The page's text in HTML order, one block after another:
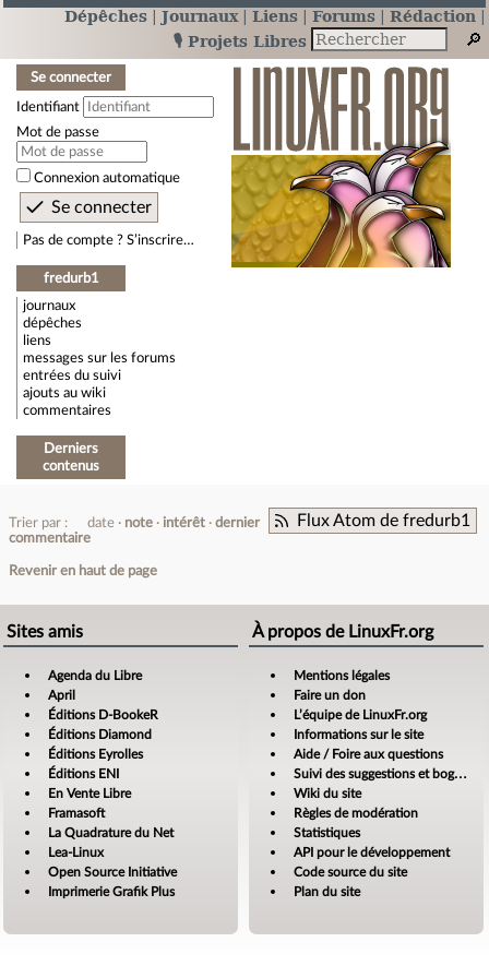
Dépêches Journaux Liens Forums
Rédaction
🎙️ Projets Libres
Se connecter
Identifiant
Mot de passe
Connexion automatique
Pas de compte ? S’inscrire…
fredurb1
journaux
dépêches
liens
messages sur les forums
entrées du suivi
ajouts au wiki
commentaires
Derniers
contenus
Flux Atom de fredurb1
Trier par : date note intérêt
dernier
commentaire
Revenir en haut de page
Sites amis
Agenda du Libre
April
Éditions D-BookeR
Éditions Diamond
Éditions Eyrolles
Éditions ENI
En Vente Libre
Framasoft
La Quadrature du Net
Lea-Linux
Open Source Initiative
Imprimerie Grafik Plus
À propos de LinuxFr.org
Mentions légales
Faire un don
L’équipe de LinuxFr.org
Informations sur le site
Aide / Foire aux questions
Suivi des suggestions et bogues
Wiki du site
Règles de modération
Statistiques
API pour le développement
Code source du site
Plan du site